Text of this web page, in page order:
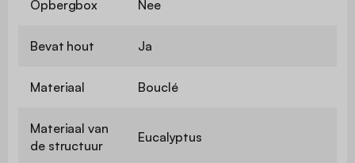
Opbergbox Nee
Bevat hout Ja
Materiaal Bouclé
Materiaal van
de structuur
Eucalyptus